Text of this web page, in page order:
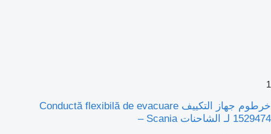
1
خرطوم جهاز التكييف Conductă flexibilă de evacuare
1529474 لـ الشاحنات Scania –